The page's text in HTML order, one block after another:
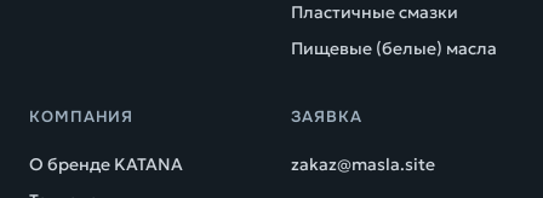
Пластичные смазки
Пищевые (белые) масла
КОМПАНИЯ
О бренде KATANA
ЗАЯВКА
zakaz@masla.site